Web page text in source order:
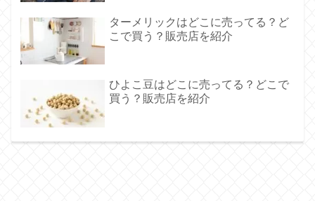
ターメリックはどこに売ってる？ど
こで買う？販売店を紹介
ひよこ豆はどこに売ってる？どこで
買う？販売店を紹介